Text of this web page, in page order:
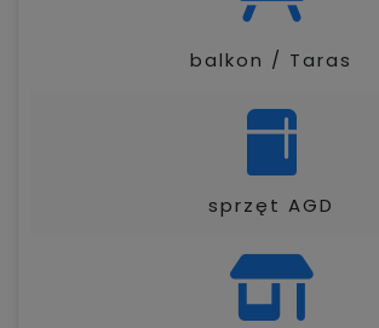
balkon / Taras
sprzęt AGD